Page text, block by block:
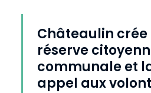
Châteaulin crée
réserve
communale et
appel aux